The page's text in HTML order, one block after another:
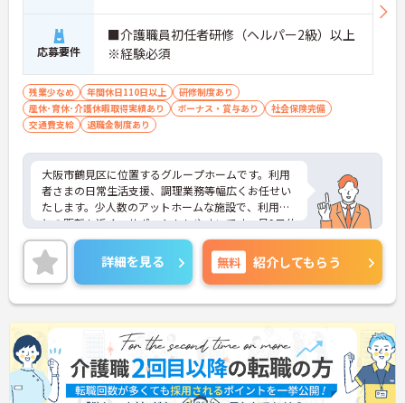
応募要件
■介護職員初任者研修（ヘルパー2級）以上
※経験必須
残業少なめ 年間休日110日以上
研修制度あり
産休･育休･介護休暇取得実績あり
ボーナス・賞与あり
社会保険完備
交通費支給
退職金制度あり
大阪市鶴見区に位置するグループホームです。利用
者さまの日常生活支援、調理業務等幅広くお任せい
たします。少人数のアットホームな施設で、利用者
との距離も近く、サポートもしやすいです。月9日休
み、冬季休暇もあり、プライベートの時間も大切に
していただきます。ご興味のある方には、面接対策
ポイントなど、さらに詳細をお話しいたしますので
お気軽にご相談ください！
詳細を見る 無料 紹介してもらう